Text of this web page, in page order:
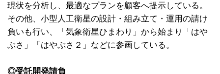
現状を分析し、最適なプランを顧客へ提示している。
その他、小型人工衛星の設計・組み立て・運用の請け
負いも行い、「気象衛星ひまわり」から始まり「はや
ぶさ」「はやぶさ２」などに参画している。
◎受託開発請負